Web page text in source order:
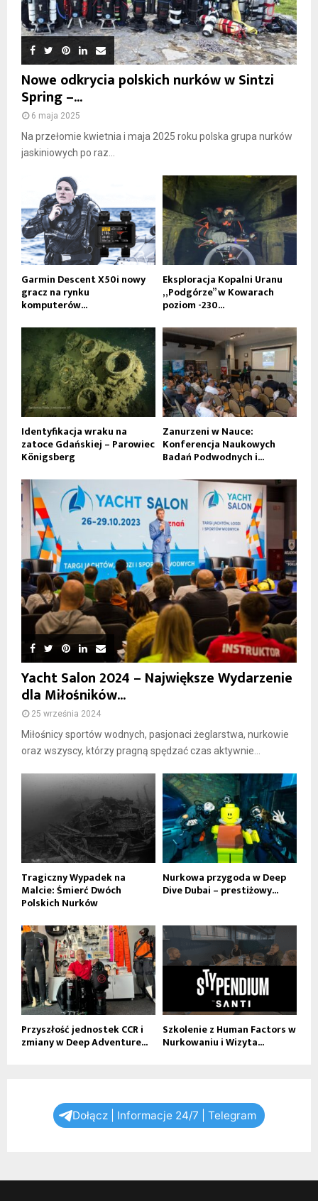
Nowe odkrycia polskich nurków w Sintzi
Spring –...
6 maja 2025
Na przełomie kwietnia i maja 2025 roku polska grupa nurków
jaskiniowych po raz...
Garmin Descent X50i nowy
gracz na rynku
komputerów...
Eksploracja Kopalni Uranu
„Podgórze” w Kowarach
poziom -230...
Identyfikacja wraku na
zatoce Gdańskiej – Parowiec
Königsberg
Zanurzeni w Nauce:
Konferencja Naukowych
Badań Podwodnych i...
Yacht Salon 2024 – Największe Wydarzenie
dla Miłośników...
25 września 2024
Miłośnicy sportów wodnych, pasjonaci żeglarstwa, nurkowie
oraz wszyscy, którzy pragną spędzać czas aktywnie...
Tragiczny Wypadek na
Malcie: Śmierć Dwóch
Polskich Nurków
Nurkowa przygoda w Deep
Dive Dubai – prestiżowy...
Przyszłość jednostek CCR i
zmiany w Deep Adventure...
Szkolenie z Human Factors w
Nurkowaniu i Wizyta...
Dołącz | Informacje 24/7 | Telegram